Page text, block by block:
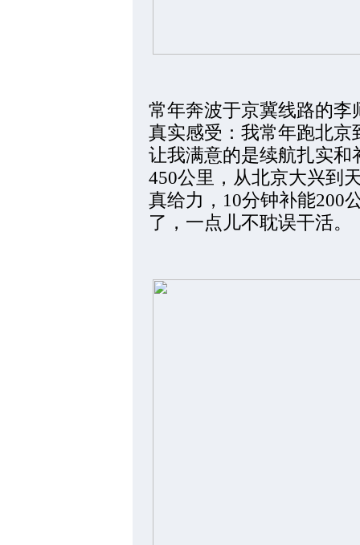
常年奔波于京冀线路的
真实感受：我常年跑北
让我满意的是续航扎实
450公里，从北京大兴到
真给力，10分钟补能200
了，一点儿不耽误干活。